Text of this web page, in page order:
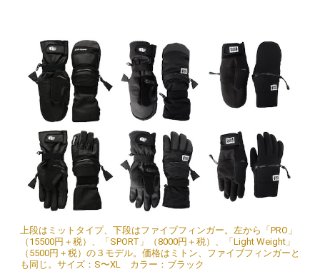
上段はミットタイプ、下段はファイブフィンガー。左から「PRO」
（15500円＋税）、「SPORT」（8000円＋税）、「Light Weight」
（5500円＋税）の３モデル。価格はミトン、ファイブフィンガーと
も同じ。サイズ：S〜XL カラー：ブラック